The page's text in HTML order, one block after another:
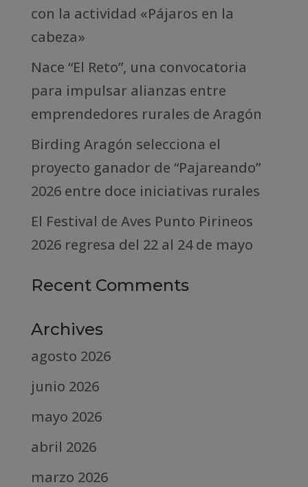
con la actividad «Pájaros en la
cabeza»
Nace “El Reto”, una convocatoria
para impulsar alianzas entre
emprendedores rurales de Aragón
Birding Aragón selecciona el
proyecto ganador de “Pajareando”
2026 entre doce iniciativas rurales
El Festival de Aves Punto Pirineos
2026 regresa del 22 al 24 de mayo
Recent Comments
Archives
agosto 2026
junio 2026
mayo 2026
abril 2026
marzo 2026